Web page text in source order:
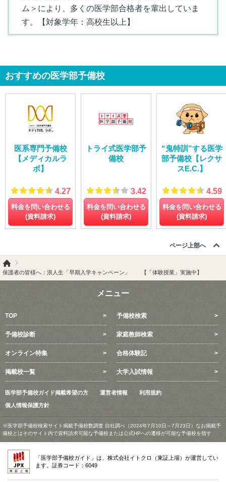
ム＞により、多くの医学部合格者を輩出していま
す。【対象学年：高校生以上】
おすすめの医学部予備校
医系専門予備校
【メディカルラ
ボ】
4.27
料金を問い合わせる
(資料請求)
トライ式医学部予
備校
3.42
料金を問い合わせる
(資料請求)
“鬼特訓”する医学
部予備校【レクサ
スE.C.】
4.59
料金を問い合わせる
(資料請求)
ページ上部へ
保護者の皆様へ：浪人生「早期入学キャンペーン」 【「体験授業」実施中】
メニュー
TOP 予備校検索
予備校診断 家庭教師検索
オンライン特集 合格体験記
掲載校一覧 大学入試情報
医学部予備校ガイド掲載希望の方 運営者情報 利用規約
個人情報保護方針
※医学部予備校検索サイト掲載予備校数調査 自社調べ（2024年7月10日～7月23日）なお掲載予
備校とはそのサイト内で資料請求可能な予備校または公式HPへの遷移が可能な予備校を指す
「医学部予備校ガイド」は、株式会社イトクロ（東証上場）が運営してい
ます。証券コード：6049